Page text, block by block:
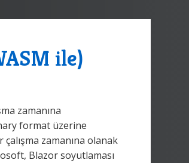
ile)
zamanına
format üzerine
zamanına olanak
Blazor soyutlaması